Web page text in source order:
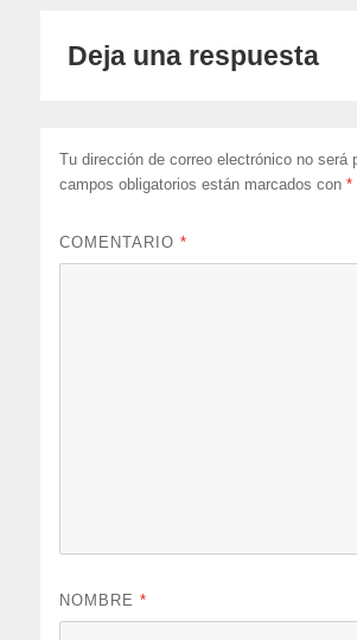
Deja una respuesta
Tu dirección de correo electrónico no será
campos obligatorios están marcados con*
COMENTARIO*
NOMBRE*